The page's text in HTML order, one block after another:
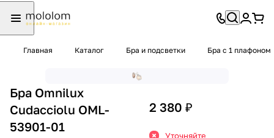
Главная Каталог Бра и подсветки Бра с 1 плафоном
Бра Omnilux
Cudacciolu OML-
53901-01
2 380 ₽
Уточняйте